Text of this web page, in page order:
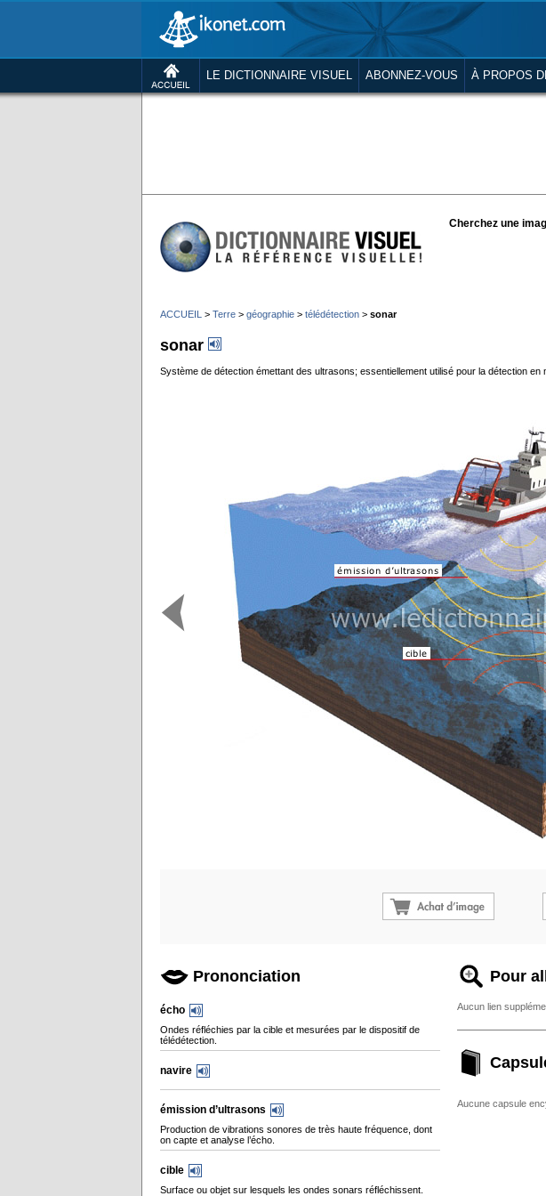
LE DICTIONNAIRE VISUEL ABONNEZ-VOUS À PROPOS
Cherchez une
ACCUEIL > Terre > géographie > télédétection > sonar
sonar
Système de détection émettant des ultrasons; essentiellement utilisé pour la détection en
Prononciation
écho
Ondes réfléchies par la cible et mesurées par le dispositif de
télédétection.
navire
émission d’ultrasons
Production de vibrations sonores de très haute fréquence, dont
on capte et analyse l’écho.
cible
Surface ou objet sur lesquels les ondes sonars réfléchissent.
Pour
Aucun lien
Aucune capsule